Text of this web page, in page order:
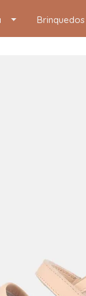
Brinquedos